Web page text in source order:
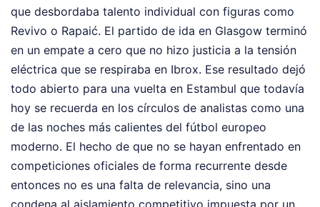
que desbordaba talento individual con figuras como
Revivo o Rapaić. El partido de ida en Glasgow terminó
en un empate a cero que no hizo justicia a la tensión
eléctrica que se respiraba en Ibrox. Ese resultado dejó
todo abierto para una vuelta en Estambul que todavía
hoy se recuerda en los círculos de analistas como una
de las noches más calientes del fútbol europeo
moderno. El hecho de que no se hayan enfrentado en
competiciones oficiales de forma recurrente desde
entonces no es una falta de relevancia, sino una
condena al aislamiento competitivo impuesta por un